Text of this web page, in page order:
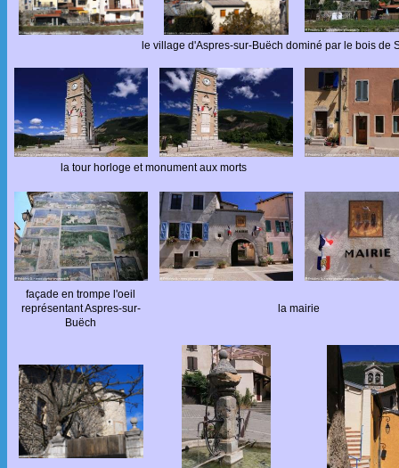
le village d'Aspres-sur-Buëch dominé par le bois de
la tour horloge et monument aux morts
façade en trompe l'oeil
représentant Aspres-sur-
Buëch
la mairie